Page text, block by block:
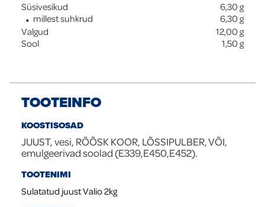
Süsivesikud
6,30 g
millest suhkrud
6,30 g
Valgud
12,00 g
Sool
1,50 g
TOOTEINFO
KOOSTISOSAD
JUUST, vesi, RÕÕSK KOOR, LÕSSIPULBER, VÕI,
emulgeerivad soolad (E339,E450,E452).
TOOTENIMI
Sulatatud juust Valio 2kg